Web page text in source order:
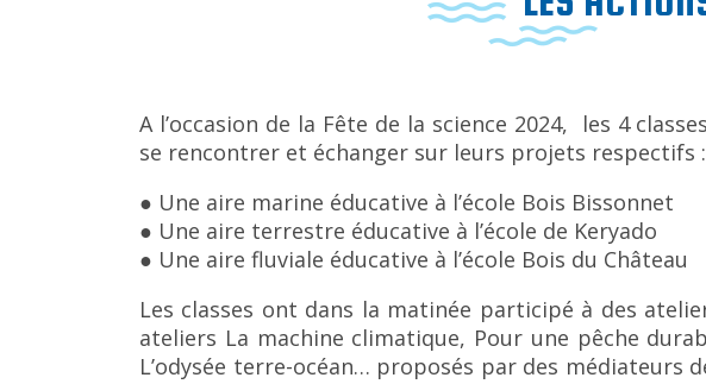
A l’occasion de la Fête de la science 2024, les 4
se rencontrer et échanger sur leurs projets respectifs :
● Une aire marine éducative à l’école Bois Bissonnet
● Une aire terrestre éducative à l’école de Keryado
● Une aire fluviale éducative à l’école Bois du Château
Les classes ont dans la matinée participé à des
ateliers La machine climatique, Pour une pêche
L’odysée terre-océan… proposés par des médiateurs